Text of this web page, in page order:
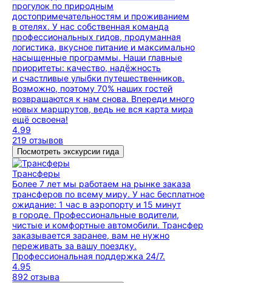
прогулок по природным
достопримечательностям и проживанием
в отелях. У нас собственная команда
профессиональных гидов, продуманная
логистика, вкусное питание и максимально
насыщенные программы. Наши главные
приоритеты: качество, надёжность
и счастливые улыбки путешественников.
Возможно, поэтому 70% наших гостей
возвращаются к нам снова. Впереди много
новых маршрутов, ведь не вся карта мира
ещё освоена!
4.99
219 отзывов
Посмотреть экскурсии гида
Трансферы
Более 7 лет мы работаем на рынке заказа
трансферов по всему миру. У нас бесплатное
ожидание: 1 час в аэропорту и 15 минут
в городе. Профессиональные водители,
чистые и комфортные автомобили. Трансфер
заказывается заранее, вам не нужно
переживать за вашу поездку.
Профессиональная поддержка 24/7.
4.95
892 отзыва